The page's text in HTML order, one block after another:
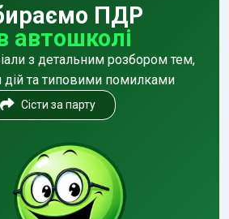
ПДР
автошколі
з детальним розбором тем,
дій та типовими помилками
Сісти за парту